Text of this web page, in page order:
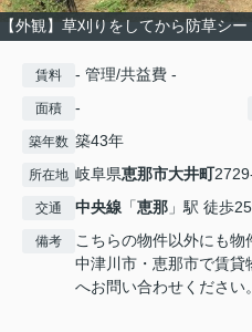
【外観】草刈りをしてから防草シ
賃料 - 管理/共益費 -
面積 -
築年数 築43年
所在地 岐阜県恵那市大井町
交通 中央線 「恵那 」駅 徒歩
備考
こちらの物件以外にも物
中津川市・恵那市で賃貸
へお問い合わせください。